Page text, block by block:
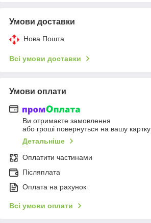
Умови доставки
Нова Пошта
Всі умови доставки
Умови оплати
Ви отримаєте замовлення
або гроші повернуться на вашу картку
Детальніше
Оплатити частинами
Післяплата
Оплата на рахунок
Всі умови оплати